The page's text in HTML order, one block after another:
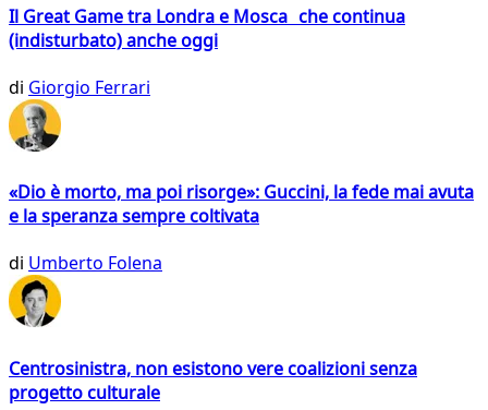
Il Great Game tra Londra e Mosca che continua
(indisturbato) anche oggi
di Giorgio Ferrari
«Dio è morto, ma poi risorge»: Guccini, la fede mai avuta
e la speranza sempre coltivata
di Umberto Folena
Centrosinistra, non esistono vere coalizioni senza
progetto culturale